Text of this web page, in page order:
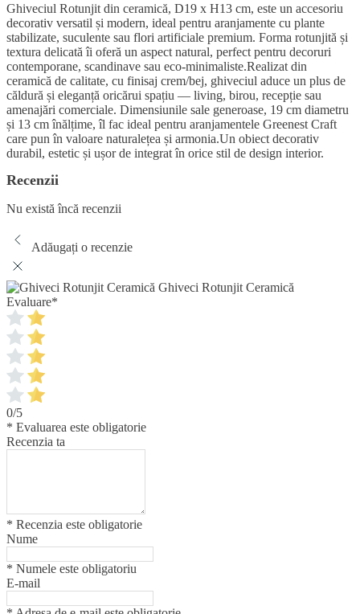
Ghiveciul Rotunjit din ceramică, D19 x H13 cm, este un accesoriu
decorativ versatil și modern, ideal pentru aranjamente cu plante
stabilizate, suculente sau flori artificiale premium. Forma rotunjită și
textura delicată îi oferă un aspect natural, perfect pentru decoruri
contemporane, scandinave sau eco-minimaliste.Realizat din
ceramică de calitate, cu finisaj crem/bej, ghiveciul aduce un plus de
căldură și eleganță oricărui spațiu — living, birou, recepție sau
amenajări comerciale. Dimensiunile sale generoase, 19 cm diametru
și 13 cm înălțime, îl fac ideal pentru aranjamentele Greenest Craft
care pun în valoare naturalețea și armonia.Un obiect decorativ
durabil, estetic și ușor de integrat în orice stil de design interior.
Recenzii
Nu există încă recenzii
Adăugați o recenzie
Ghiveci Rotunjit Ceramică
Evaluare*
0/5
* Evaluarea este obligatorie
Recenzia ta
* Recenzia este obligatorie
Nume
* Numele este obligatoriu
E-mail